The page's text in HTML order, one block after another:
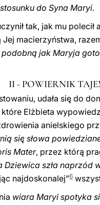
do Syna Maryi.
tak, jak mu polecił
Jej macierzyństwa,
podobną jak Maryja
II - POWIERNIK
udała się do
które Elżbieta
anielskiego
się słowa
Mater, przez którą
Dziewica szła
najdoskonalej”6
wiara Maryi spotyka